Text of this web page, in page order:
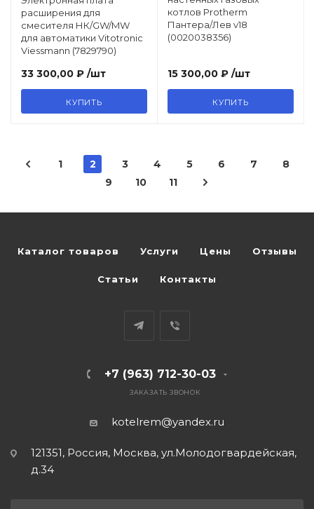
расширения для
смесителя НК/GW/MW
для автоматики Vitotronic
Viessmann (7829790)
33 300,00 ₽ /шт
КУПИТЬ
котлов Protherm
Пантера/Лев v18
(0020038356)
15 300,00 ₽ /шт
КУПИТЬ
1 2 3 4 5 6 7
8
9
10 11
Каталог товаров Услуги Цены Отзывы
Статьи Контакты
+7 (963) 712-30-03
ЗАКАЗАТЬ ЗВОНОК
kotelrem@yandex.ru
121351, Россия, Москва, ул.Молодогвардейская,
д.34